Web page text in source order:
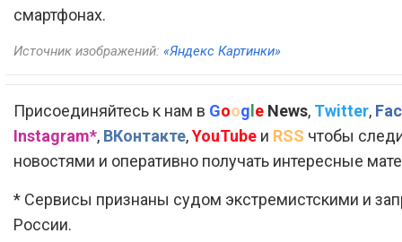
смартфонах.
Источник изображений: «Яндекс Картинки»
Присоединяйтесь к нам в Google News, Twitter,
Instagram*, ВКонтакте,YouTube и RSS чтобы
новостями и оперативно получать интересные
* Сервисы признаны судом экстремистскими и
России.